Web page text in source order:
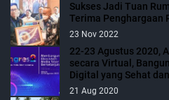
Sukses Jadi Tuan
Terima Penghargaan
23 Nov 2022
22-23 Agustus 2020,
secara Virtual,
Digital yang Sehat
21 Aug 2020